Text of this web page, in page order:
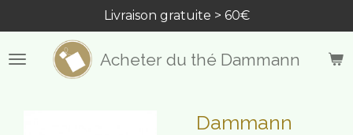
au
contenu
principal
Acheter du thé Dammann
Livraison gratuite > 60€
Dammann